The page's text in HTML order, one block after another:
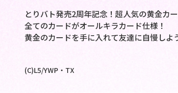
とりバト発売2周年記念！超人気の黄金カ
全てのカードがオールキラカード仕様！
黄金のカードを手に入れて友達に自慢しよ
(C)L5/YWP・TX